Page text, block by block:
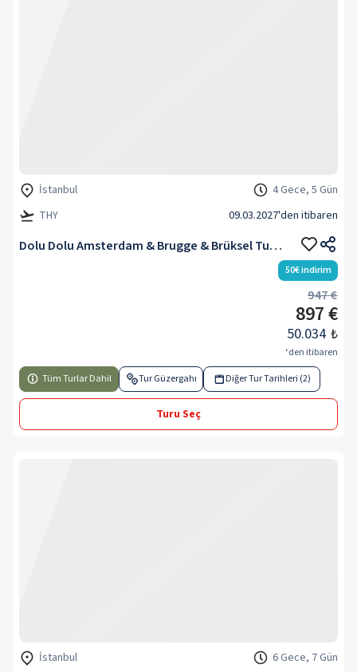
İstanbul
4 Gece, 5 Gün
THY
09.03.2027'den itibaren
Dolu Dolu Amsterdam & Brugge & Brüksel Turu Rotası 2027
50€indirim
947 €
897 €
50.034 ₺
‘den itibaren
Tüm Turlar Dahil
Tur Güzergahı Diğer Tur Tarihleri (2)
Turu Seç
İstanbul 6 Gece, 7 Gün